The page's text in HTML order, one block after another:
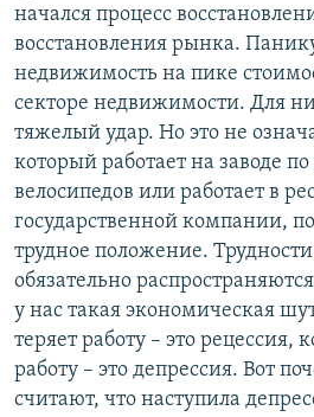
начался процесс
восстановления рынка.
недвижимость на пике
секторе недвижимости. Для
тяжелый удар. Но это не
который работает на заводе по
велосипедов или работает в
государственной компании,
трудное положение.
обязательно
у нас такая экономическая
теряет работу – это рецессия,
работу – это депрессия. Вот
считают, что наступила